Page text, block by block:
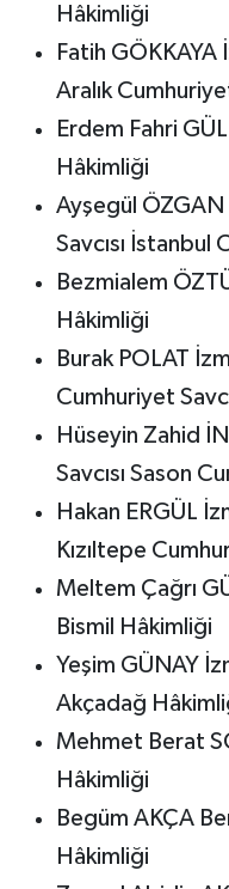
Hâkimliği
Fatih GÖKKAYA
Aralık Cumhuriyet
Erdem Fahri
Hâkimliği
Ayşegül
Savcısı İstanbul
Bezmialem
Hâkimliği
Burak POLAT
Cumhuriyet
Hüseyin Zahid
Savcısı Sason
Hakan ERGÜL
Kızıltepe
Meltem Çağrı
Bismil Hâkimliği
Yeşim GÜNAY
Akçadağ
Mehmet Berat
Hâkimliği
Begüm AKÇA
Hâkimliği